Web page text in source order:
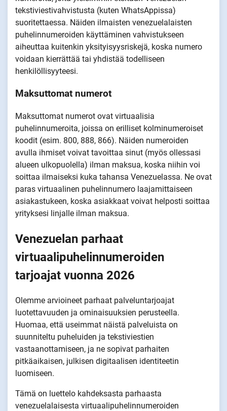
tekstiviestivahvistusta (kuten WhatsAppissa)
suoritettaessa. Näiden ilmaisten venezuelalaisten
puhelinnumeroiden käyttäminen vahvistukseen
aiheuttaa kuitenkin yksityisyysriskejä, koska numero
voidaan kierrättää tai yhdistää todelliseen
henkilöllisyyteesi.
Maksuttomat numerot
Maksuttomat numerot ovat virtuaalisia
puhelinnumeroita, joissa on erilliset kolminumeroiset
koodit (esim. 800, 888, 866). Näiden numeroiden
avulla ihmiset voivat tavoittaa sinut (myös ollessasi
alueen ulkopuolella) ilman maksua, koska niihin voi
soittaa ilmaiseksi kuka tahansa Venezuelassa. Ne ovat
paras virtuaalinen puhelinnumero laajamittaiseen
asiakastukeen, koska asiakkaat voivat helposti soittaa
yrityksesi linjalle ilman maksua.
Venezuelan parhaat
virtuaalipuhelinnumeroiden
tarjoajat vuonna 2026
Olemme arvioineet parhaat palveluntarjoajat
luotettavuuden ja ominaisuuksien perusteella.
Huomaa, että useimmat näistä palveluista on
suunniteltu puheluiden ja tekstiviestien
vastaanottamiseen, ja ne sopivat parhaiten
pitkäaikaisen, julkisen digitaalisen identiteetin
luomiseen.
Tämä on luettelo kahdeksasta parhaasta
venezuelalaisesta virtuaalipuhelinnumeroiden